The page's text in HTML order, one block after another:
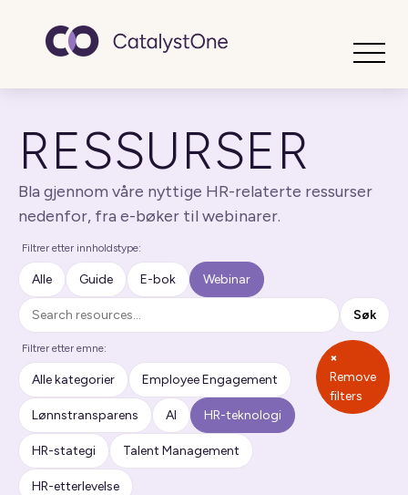
RESSURSER
Bla gjennom våre nyttige HR-relaterte ressurser
nedenfor, fra e-bøker til webinarer.
Filtrer etter innholdstype:
Alle Guide E-bok Webinar
Søk
Søk
Filtrer etter emne:
Alle kategorier Employee Engagement
Lønnstransparens AI HR-teknologi
HR-stategi Talent Management
HR-etterlevelse
×
Remove
filters